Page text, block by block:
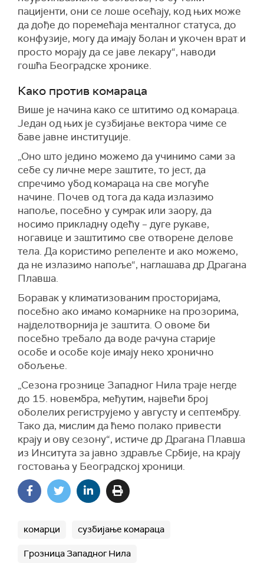
пацијенти, они се лоше осећају, код њих може
да дође до поремећаја менталног статуса, до
конфузије, могу да имају болан и укочен врат и
просто морају да се јаве лекару“, наводи
гошћа Београдске хронике.
Како против комараца
Више је начина како се штитимо од комараца.
Један од њих је сузбијање вектора чиме се
баве јавне институције.
„Оно што једино можемо да учинимо сами за
себе су личне мере заштите, то јест, да
спречимо убод комараца на све могуће
начине. Почев од тога да када излазимо
напоље, посебно у сумрак или заору, да
носимо прикладну одећу – дуге рукаве,
ногавице и заштитимо све отворене делове
тела. Да користимо репеленте и ако можемо,
да не излазимо напоље“, наглашава др Драгана
Плавша.
Боравак у климатизованим просторијама,
посебно ако имамо комарнике на прозорима,
најделотворнија је заштита. О овоме би
посебно требало да воде рачуна старије
особе и особе које имају неко хронично
обољење.
„Сезона грознице Западног Нила траје негде
до 15. новембра, међутим, највећи број
оболелих региструјемо у августу и септембру.
Тако да, мислим да ћемо полако привести
крају и ову сезону“, истиче др Драгана Плавша
из Инситута за јавно здравље Србије, на крају
гостовања у Београдској хроници.
комарци сузбијање комараца
Грозница Западног Нила